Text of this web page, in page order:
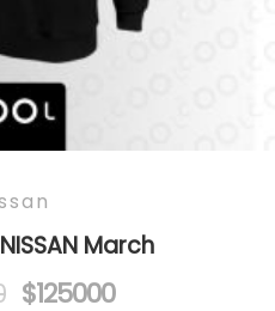
March
Original
$125000Current